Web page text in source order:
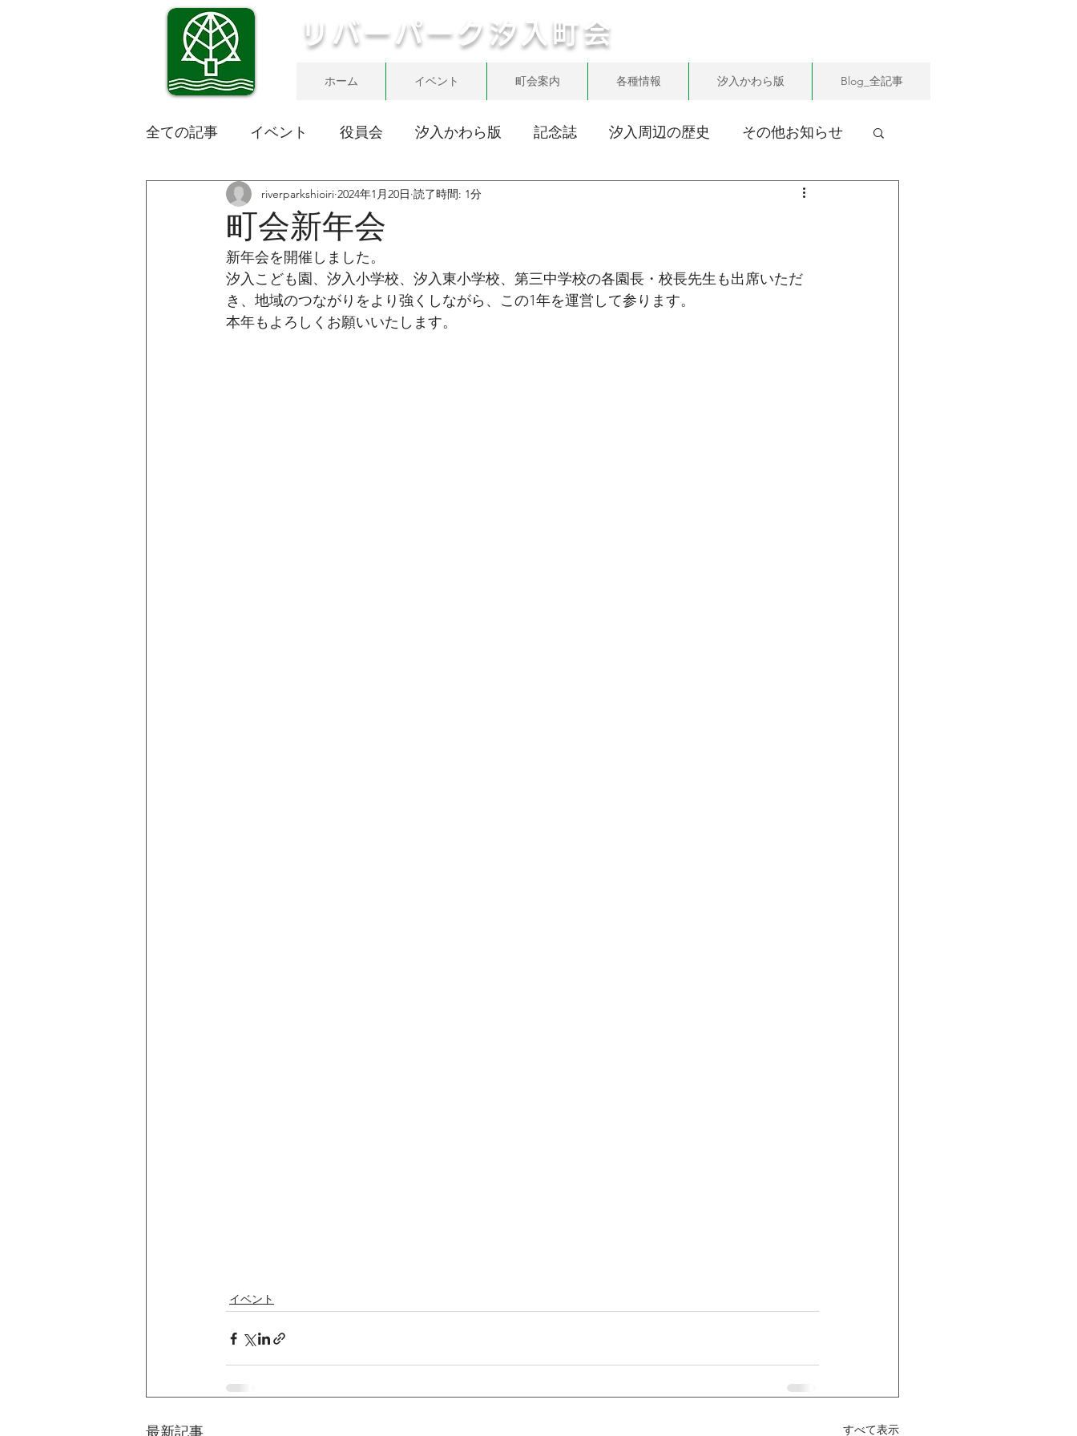
リバーパーク汐入町会
ホーム イベント 町会案内 各種情報 汐入かわら版 Blog_全記事
全ての記事 イベント 役員会 汐入かわら版 記念誌 汐入周辺の歴史 その他お知らせ
町会新年会
riverparkshioiri 2024年1月20日 読了時間: 1分
新年会を開催しました。
汐入こども園、汐入小学校、汐入東小学校、第三中学校の各園長・校長先生も出席いただ
き、地域のつながりをより強くしながら、この1年を運営して参ります。
本年もよろしくお願いいたします。
イベント
最新記事 すべて表示